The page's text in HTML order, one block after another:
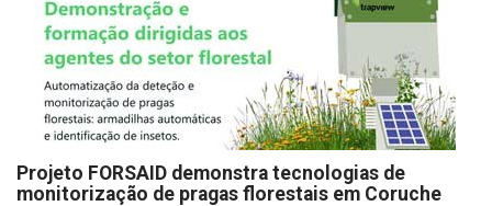
Projeto FORSAID demonstra tecnologias de
monitorização de pragas florestais em Coruche